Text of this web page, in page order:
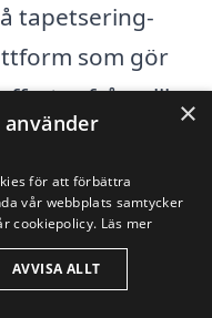
tapetsering-
som gör
från olika
fräscha upp
kan vi hjälpa
inom
×
för att förbättra
vår webbplats samtycker
cookiepolicy. Läs mer
AVVISA ALLT